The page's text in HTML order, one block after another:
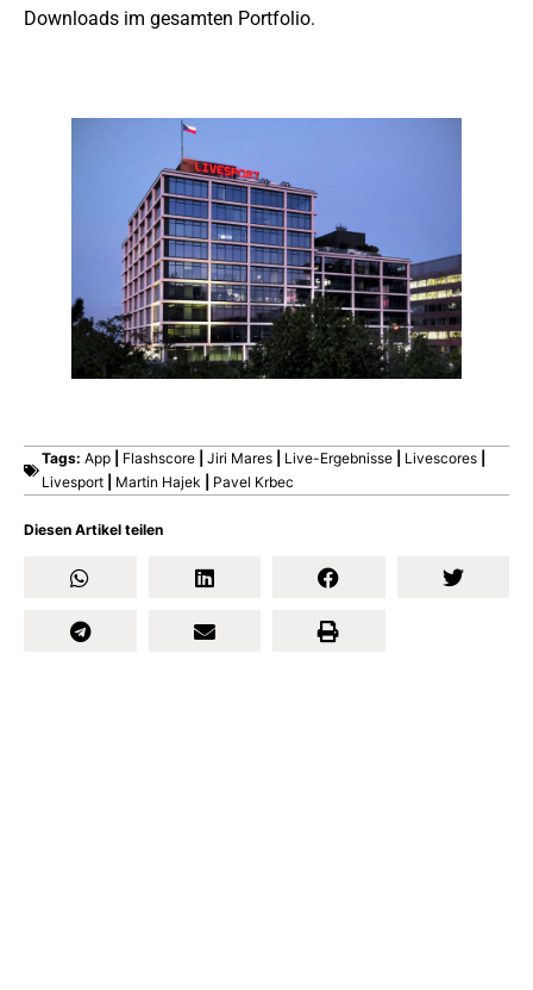
Diesen Artikel teilen
Downloads im gesamten Portfolio.
Tags: App Flashscore Jiri Mares Live-Ergebnisse Livescores
Livesport
Martin Hajek Pavel Krbec